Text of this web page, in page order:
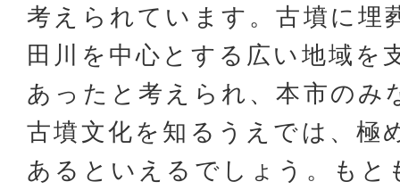
考えられています。古墳に埋
田川を中心とする広い地域を
あったと考えられ、本市のみ
古墳文化を知るうえでは、極
あるといえるでしょう。もと